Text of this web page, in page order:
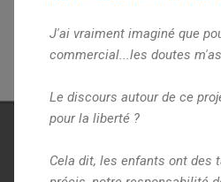
J'ai vraiment imaginé que
commercial...les doutes
Le discours autour de ce
pour la liberté ?
Cela dit, les enfants ont des